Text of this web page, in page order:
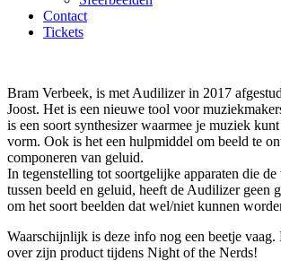
Contact
Tickets
Bram Verbeek, is met Audilizer in 2017
Joost. Het is een nieuwe tool voor
is een soort synthesizer waarmee je muziek
vorm. Ook is het een hulpmiddel om beeld te
componeren van geluid.
In tegenstelling tot soortgelijke apparaten die
tussen beeld en geluid, heeft de Audilizer geen
om het soort beelden dat wel/niet kunnen
Waarschijnlijk is deze info nog een beetje
over zijn product tijdens Night of the Nerds!